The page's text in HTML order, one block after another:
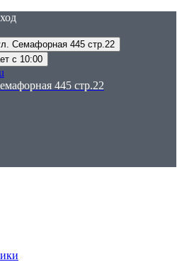
Семафорная 445 стр.22
с 10:00
445 стр.22